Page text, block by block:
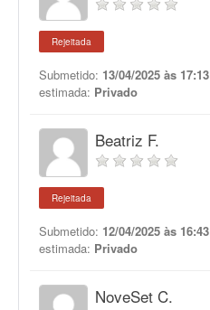
Rejeitada
Submetido: 13/04/2025 às 17:13
estimada: Privado
Beatriz F.
Rejeitada
Submetido: 12/04/2025 às 16:43
estimada: Privado
NoveSet C.